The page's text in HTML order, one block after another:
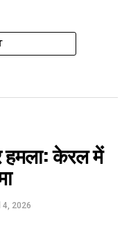
केरल में
4, 2026